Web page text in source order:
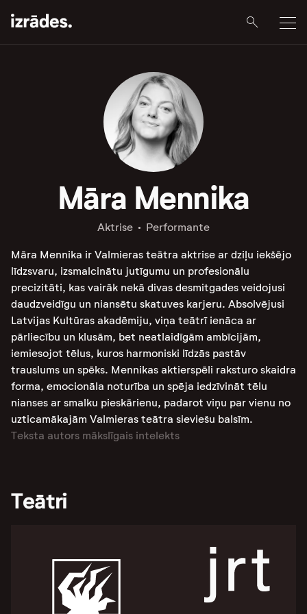
Māra Mennika
Aktrise Performante
Māra Mennika ir Valmieras teātra aktrise ar dziļu iekšējo
līdzsvaru, izsmalcinātu jutīgumu un profesionālu
precizitāti, kas vairāk nekā divas desmitgades veidojusi
daudzveidīgu un niansētu skatuves karjeru. Absolvējusi
Latvijas Kultūras akadēmiju, viņa teātrī ienāca ar
pārliecību un klusām, bet neatlaidīgām ambīcijām,
iemiesojot tēlus, kuros harmoniski līdzās pastāv
trauslums un spēks. Mennikas aktierspēli raksturo skaidra
forma, emocionāla noturība un spēja iedzīvināt tēlu
nianses ar smalku pieskārienu, padarot viņu par vienu no
uzticamākajām Valmieras teātra sieviešu balsīm.
Teksta autors mākslīgais intelekts
Teātri